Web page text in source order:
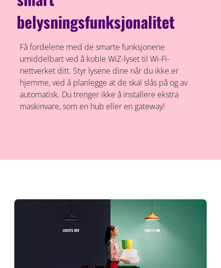
belysningsfunksjonalitet
Få fordelene med de smarte funksjonene
umiddelbart ved å koble WiZ-lyset til Wi-Fi-
nettverket ditt. Styr lysene dine når du ikke er
hjemme, ved å planlegge at de skal slås på og av
automatisk. Du trenger ikke å installere ekstra
maskinvare, som en hub eller en gateway!